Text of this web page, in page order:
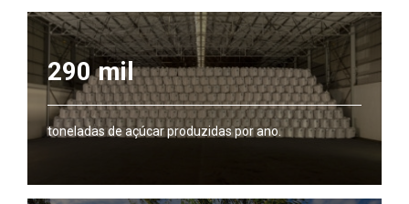
290 mil
toneladas de açúcar produzidas por ano.